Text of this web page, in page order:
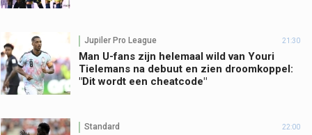
Jupiler Pro League 21:30
Man U-fans zijn helemaal wild van Youri
Tielemans na debuut en zien droomkoppel:
"Dit wordt een cheatcode"
Standard 22:00